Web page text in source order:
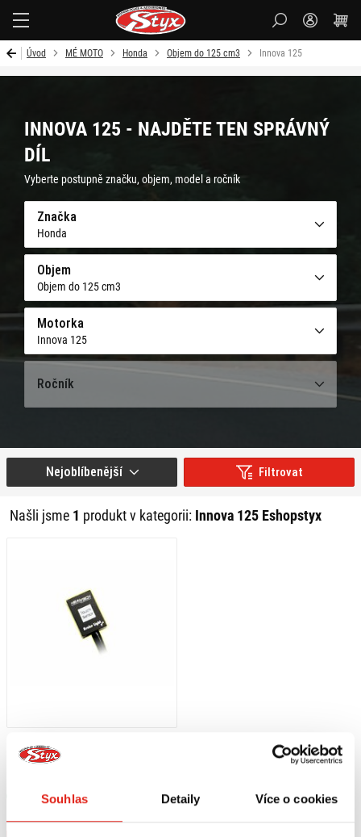
Souhlas Detaily Více o cookies
Úvod MÉ MOTO Honda Objem do 125 cm3 Innova 125
INNOVA 125 - NAJDĚTE TEN SPRÁVNÝ
DÍL
Vyberte postupně značku, objem, model a ročník
Značka
Honda
Objem
Objem do 125 cm3
Motorka
Innova 125
Ročník
Filtrovat
Našli jsme 1 produkt v kategorii: Innova 125 Eshopstyx
Nejoblíbenější
1 209 Kč
HEALTECH MODUL BRZDOVÉHO
Skladem